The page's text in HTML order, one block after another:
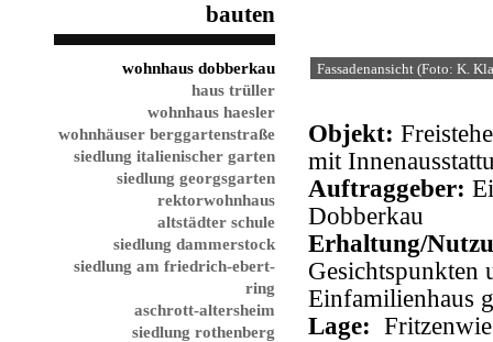
bauten
wohnhaus dobberkau
haus trüller
wohnhaus haesler
wohnhäuser berggartenstraße
siedlung italienischer garten
siedlung georgsgarten
rektorwohnhaus
altstädter schule
siedlung dammerstock
siedlung am friedrich-ebert-
ring
aschrott-altersheim
siedlung rothenberg
Fassadenansicht (Foto: K.
Objekt:
mit
Auftraggeber:
Dobberkau
Erhaltung/
Gesichtspunkten
Einfamilienhaus
Lage: